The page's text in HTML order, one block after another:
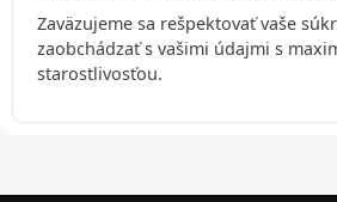
Zaväzujeme sa rešpektovať vaše
zaobchádzať s vašimi údajmi s
starostlivosťou.